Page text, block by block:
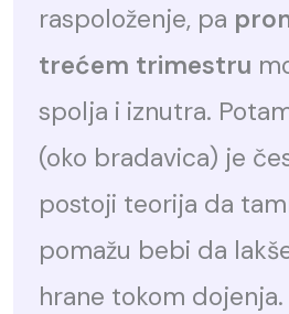
raspoloženje, pa
trećem trimestru
spolja i iznutra.
(oko bradavica) je
postoji teorija da
pomažu bebi da
hrane tokom